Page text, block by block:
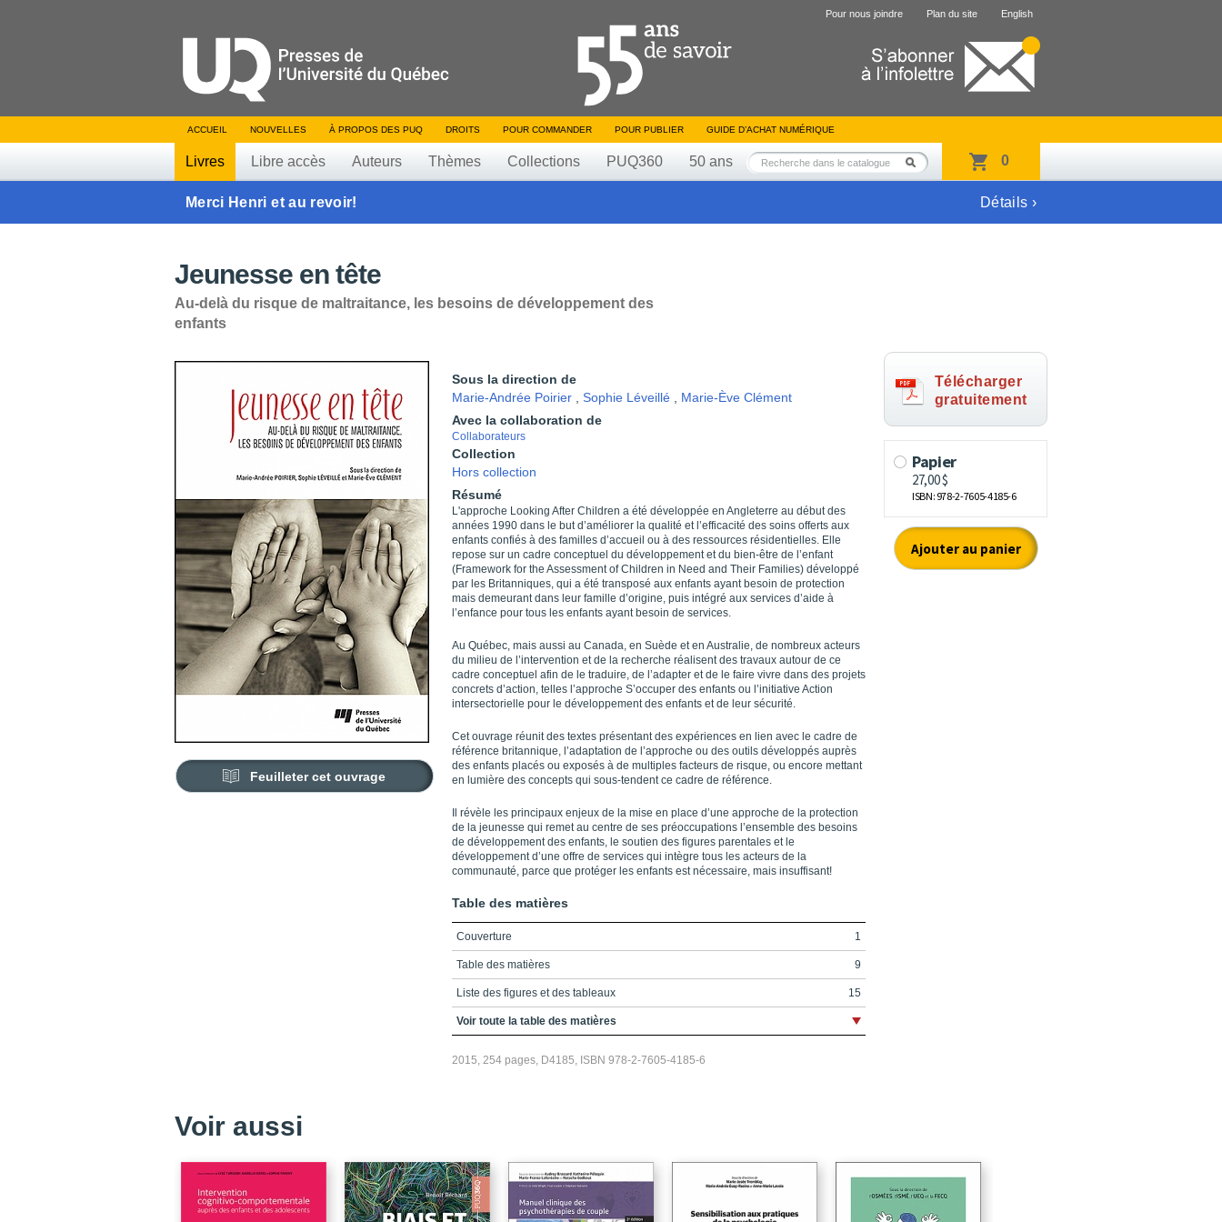
Pour nous joindre Plan du site English
ACCUEIL NOUVELLES À PROPOS DES PUQ DROITS POUR COMMANDER POUR PUBLIER GUIDE D’ACHAT NUMÉRIQUE
Livres Libre accès Auteurs Thèmes Collections PUQ360 50 ans 0
Merci Henri et au revoir! Détails ›
Jeunesse en tête
Au-delà du risque de maltraitance, les besoins de développement des
enfants
Feuilleter cet ouvrage
Sous la direction de
Marie-Andrée Poirier
Sophie Léveillé
Marie-Ève Clément
Avec la collaboration de
Collaborateurs
Collection
Hors collection
Résumé
L'approche Looking After Children a été développée en Angleterre au début des
années 1990 dans le but d’améliorer la qualité et l’efficacité des soins offerts aux
enfants confiés à des familles d’accueil ou à des ressources résidentielles. Elle
repose sur un cadre conceptuel du développement et du bien-être de l’enfant
(Framework for the Assessment of Children in Need and Their Families) développé
par les Britanniques, qui a été transposé aux enfants ayant besoin de protection
mais demeurant dans leur famille d’origine, puis intégré aux services d’aide à
l’enfance pour tous les enfants ayant besoin de services.
Au Québec, mais aussi au Canada, en Suède et en Australie, de nombreux acteurs
du milieu de l’intervention et de la recherche réalisent des travaux autour de ce
cadre conceptuel afin de le traduire, de l’adapter et de le faire vivre dans des projets
concrets d’action, telles l’approche S’occuper des enfants ou l’initiative Action
intersectorielle pour le développement des enfants et de leur sécurité.
Cet ouvrage réunit des textes présentant des expériences en lien avec le cadre de
référence britannique, l’adaptation de l’approche ou des outils développés auprès
des enfants placés ou exposés à de multiples facteurs de risque, ou encore mettant
en lumière des concepts qui sous-tendent ce cadre de référence.
Il révèle les principaux enjeux de la mise en place d’une approche de la protection
de la jeunesse qui remet au centre de ses préoccupations l’ensemble des besoins
de développement des enfants, le soutien des figures parentales et le
développement d’une offre de services qui intègre tous les acteurs de la
communauté, parce que protéger les enfants est nécessaire, mais insuffisant!
Table des matières
Couverture 1
Table des matières 9
Liste des figures et des tableaux 15
Introduction 17
enfants. Parce que les protéger est nécessaire, mais insuffisant !
1.3. Mise en contexte de l’approche LAC et du FACNF 27
Conclusion
Bibliographie
Voir toute la table des matières
2015, 254 pages, D4185, ISBN 978-2-7605-4185-6
Télécharger
gratuitement
Voir aussi